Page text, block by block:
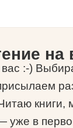
вас :-)
книги,
уже в